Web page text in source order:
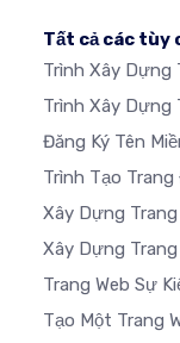
Tất cả các tùy
Trình Xây Dựng
Trình Xây Dựng
Đăng Ký Tên
Trình Tạo
Xây Dựng
Xây Dựng
Trang Web Sự
Tạo Một Trang